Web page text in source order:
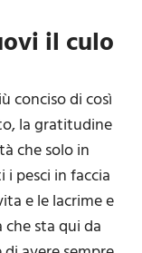
il culo
conciso di così
la gratitudine
che solo in
pesci in faccia
e le lacrime e
sta qui da